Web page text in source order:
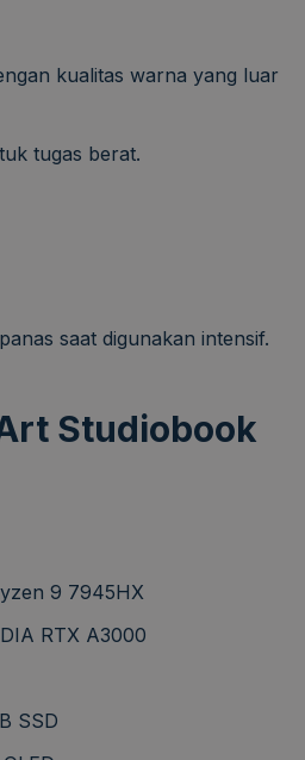
kualitas warna yang luar
tugas berat.
saat digunakan intensif.
Studiobook
9 7945HX
RTX A3000
SSD